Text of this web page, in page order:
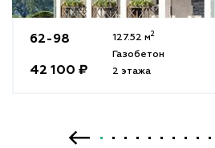
62-98
42 100 ₽
127.52 м2
Газобетон
2 этажа